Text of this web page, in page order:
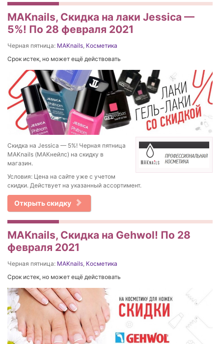
MAKnails, Скидка на лаки Jessica —
5%! По 28 февраля 2021
Черная пятница: MAKnails, Косметика
Срок истек, но может ещё действовать
Скидка на Jessica — 5%! Черная пятница
MAKnails (МАКнейлс) на скидку в
магазин.
Условия: Цена на сайте уже с учетом
скидки. Действует на указанный ассортимент.
Открыть скидку
MAKnails, Скидка на Gehwol! По 28
февраля 2021
Черная пятница: MAKnails Косметика
Срок истек, но может ещё действовать